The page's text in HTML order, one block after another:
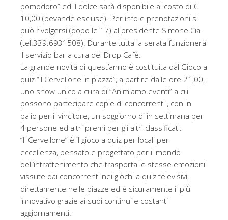
pomodoro” ed il dolce sarà disponibile al costo di €
10,00 (bevande escluse). Per info e prenotazioni si
può rivolgersi (dopo le 17) al presidente Simone Cia
(tel.339.6931508). Durante tutta la serata funzionerà
il servizio bar a cura del Drop Cafè.
La grande novità di quest’anno è costituita dal Gioco a
quiz “Il Cervellone in piazza”, a partire dalle ore 21,00,
uno show unico a cura di “Animiamo eventi” a cui
possono partecipare copie di concorrenti , con in
palio per il vincitore, un soggiorno di in settimana per
4 persone ed altri premi per gli altri classificati.
“Il Cervellone” è il gioco a quiz per locali per
eccellenza, pensato e progettato per il mondo
dell’intrattenimento che trasporta le stesse emozioni
vissute dai concorrenti nei giochi a quiz televisivi,
direttamente nelle piazze ed è sicuramente il più
innovativo grazie ai suoi continui e costanti
aggiornamenti.